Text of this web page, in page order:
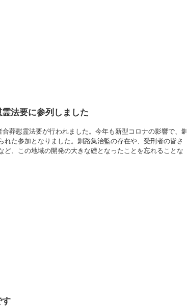
法要に参列しました
葬慰霊法要が行われました。今年も新型コロナの影響で、
た参加となりました。釧路集治監の存在や、受刑者の皆さ
、この地域の開発の大きな礎となったことを忘れることな
す